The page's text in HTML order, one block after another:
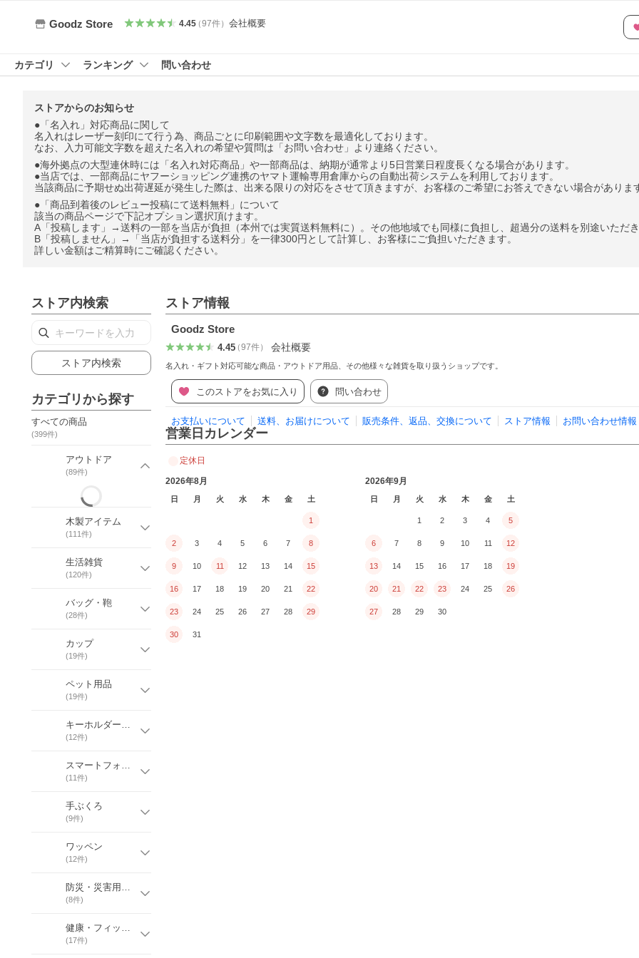
Goodz Store 4.45（97件） 会社概要
カテゴリ ランキング 問い合わせ
ストアからのお知らせ
●「名入れ」対応商品に関して
名入れはレーザー刻印にて行う為、商品ごとに印刷範囲や文字数を最適化しております。
なお、入力可能文字数を超えた名入れの希望や質問は「お問い合わせ」より連絡ください。
●海外拠点の大型連休時には「名入れ対応商品」や一部商品は、納期が通常より5日営業日程度長くなる場合があります。
●当店では、一部商品にヤフーショッピング連携のヤマト運輸専用倉庫からの自動出荷システムを利用しております。
当該商品に予期せぬ出荷遅延が発生した際は、出来る限りの対応をさせて頂きますが、お客様のご希望にお答えできない場合がありま
●「商品到着後のレビュー投稿にて送料無料」について
該当の商品ページで下記オプション選択頂けます。
A「投稿します」→送料の一部を当店が負担（本州では実質送料無料に）。その他地域でも同様に負担し、超過分の送料を別途いただき
B「投稿しません」→「当店が負担する送料分」を一律300円として計算し、お客様にご負担いただきます。
詳しい金額はご精算時にご確認ください。
ストア内検索
ストア内検索
カテゴリから探す
すべての商品
(399件)
アウトドア
(89件)
木製アイテム
(111件)
生活雑貨
(120件)
バッグ・鞄
(28件)
カップ
(19件)
ペット用品
(19件)
キーホルダー・小物入れ
(12件)
スマートフォン グッズ
(11件)
手ぶくろ
(9件)
ワッペン
(12件)
防災・災害用商品
(8件)
健康・フィットネス・スポーツ・介護用品
(17件)
ストア情報
Goodz Store
4.45（97件） 会社概要
名入れ・ギフト対応可能な商品・アウトドア用品、その他様々な雑貨を取り扱うショップです。
このストアをお気に入り 問い合わせ
お支払いについて 送料、お届けについて 販売条件、返品、交換について ストア情報 お問い合わせ情報
営業日カレンダー
定休日
2026年8月
日 月 火 水 木 金 土
1
2 3 4 5 6 7 8
9 10 11 12 13 14 15
16 17 18 19 20 21 22
23 24 25 26 27 28 29
30 31
2026年9月
日 月 火 水 木 金 土
1 2 3 4 5
6 7 8 9 10 11 12
13 14 15 16 17 18 19
20 21 22 23 24 25 26
27 28 29 30